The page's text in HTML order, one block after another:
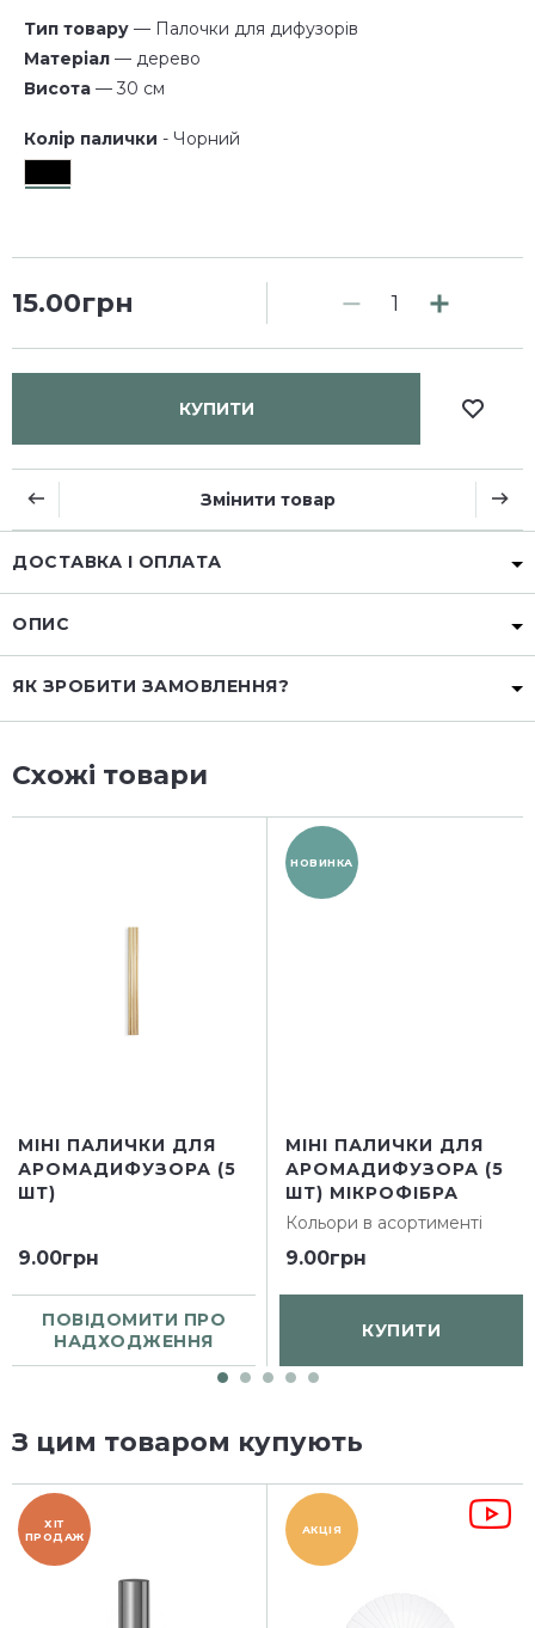
Тип товару
— Палочки для дифузорів
Матеріал
— дерево
Висота
— 30 см
Колір палички - Чорний
15.00грн
КУПИТИ
Змінити товар
ДОСТАВКА І ОПЛАТА
ОПИС
ЯК ЗРОБИТИ ЗАМОВЛЕННЯ?
Схожі товари
МІНІ ПАЛИЧКИ ДЛЯ
АРОМАДИФУЗОРА (5
ШТ)
9.00грн
ПОВІДОМИТИ ПРО
НАДХОДЖЕННЯ
НОВИНКА
МІНІ ПАЛИЧКИ ДЛЯ
АРОМАДИФУЗОРА (5
ШТ) МІКРОФІБРА
Кольори в асортименті
9.00грн
КУПИТИ
З цим товаром купують
ХІТ
ПРОДАЖ
АКЦІЯ